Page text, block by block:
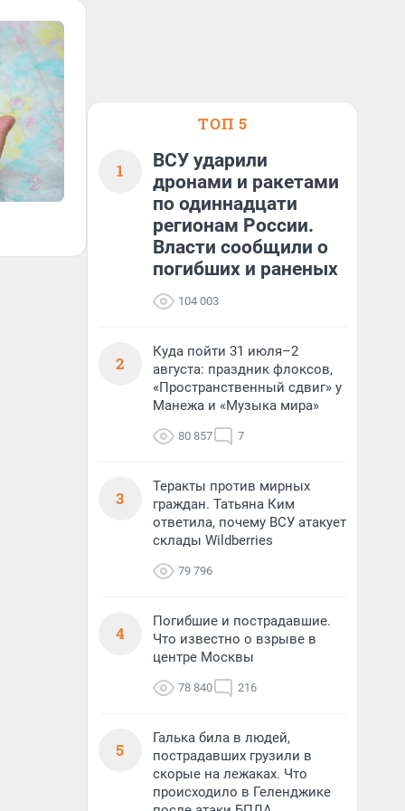
ТОП 5
1
ВСУ ударили
дронами и ракетами
по одиннадцати
регионам России.
Власти сообщили о
погибших и раненых
104 003
2
Куда пойти 31 июля–2
августа: праздник флоксов,
«Пространственный сдвиг» у
Манежа и «Музыка мира»
80 857 7
3
Теракты против мирных
граждан. Татьяна Ким
ответила, почему ВСУ атакует
склады Wildberries
79 796
4
Погибшие и пострадавшие.
Что известно о взрыве в
центре Москвы
78 840 216
5
Галька била в людей,
пострадавших грузили в
скорые на лежаках. Что
происходило в Геленджике